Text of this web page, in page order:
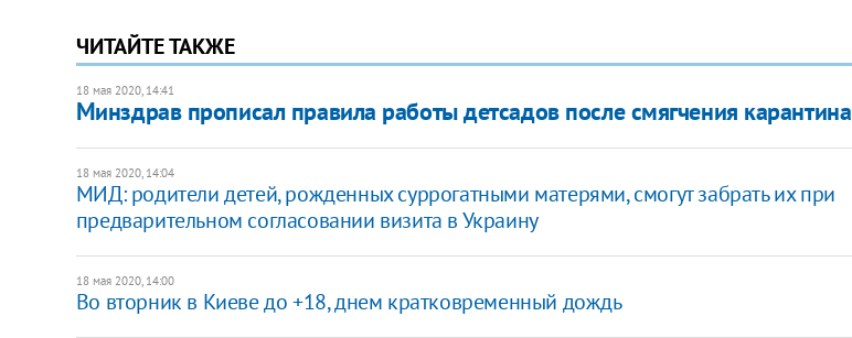
ЧИТАЙТЕ ТАКЖЕ
18 мая 2020, 14:41
Минздрав прописал правила работы детсадов после смягчения карантина
18 мая 2020, 14:04
МИД: родители детей, рожденных суррогатными матерями, смогут забрать их при
предварительном согласовании визита в Украину
18 мая 2020, 14:00
Во вторник в Киеве до +18, днем кратковременный дождь